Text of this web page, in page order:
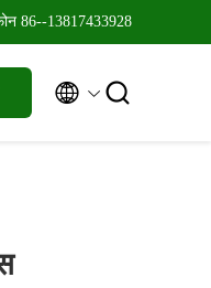
86--13817433928
 